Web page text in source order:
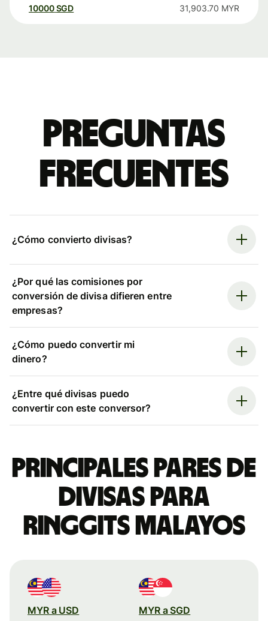
10000 SGD 31,903.70 MYR
Preguntas
frecuentes
¿Cómo convierto divisas?
¿Por qué las comisiones por
conversión de divisa difieren entre
empresas?
¿Cómo puedo convertir mi
dinero?
¿Entre qué divisas puedo
convertir con este conversor?
Principales pares de
divisas para
ringgits malayos
MYR a USD MYR a SGD